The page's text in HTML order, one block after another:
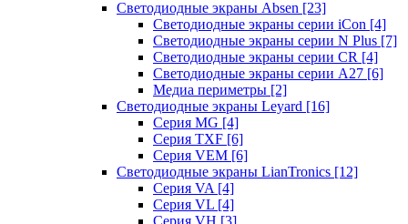
Светодиодные экраны Absen [23]
Светодиодные экраны серии iCon [4]
Светодиодные экраны серии N Plus [7]
Светодиодные экраны серии CR [4]
Светодиодные экраны серии А27 [6]
Медиа периметры [2]
Светодиодные экраны Leyard [16]
Серия MG [4]
Серия TXF [6]
Серия VEM [6]
Светодиодные экраны LianTronics [12]
Серия VA [4]
Серия VL [4]
Серия VH [3]